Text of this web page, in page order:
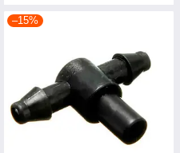
–15%